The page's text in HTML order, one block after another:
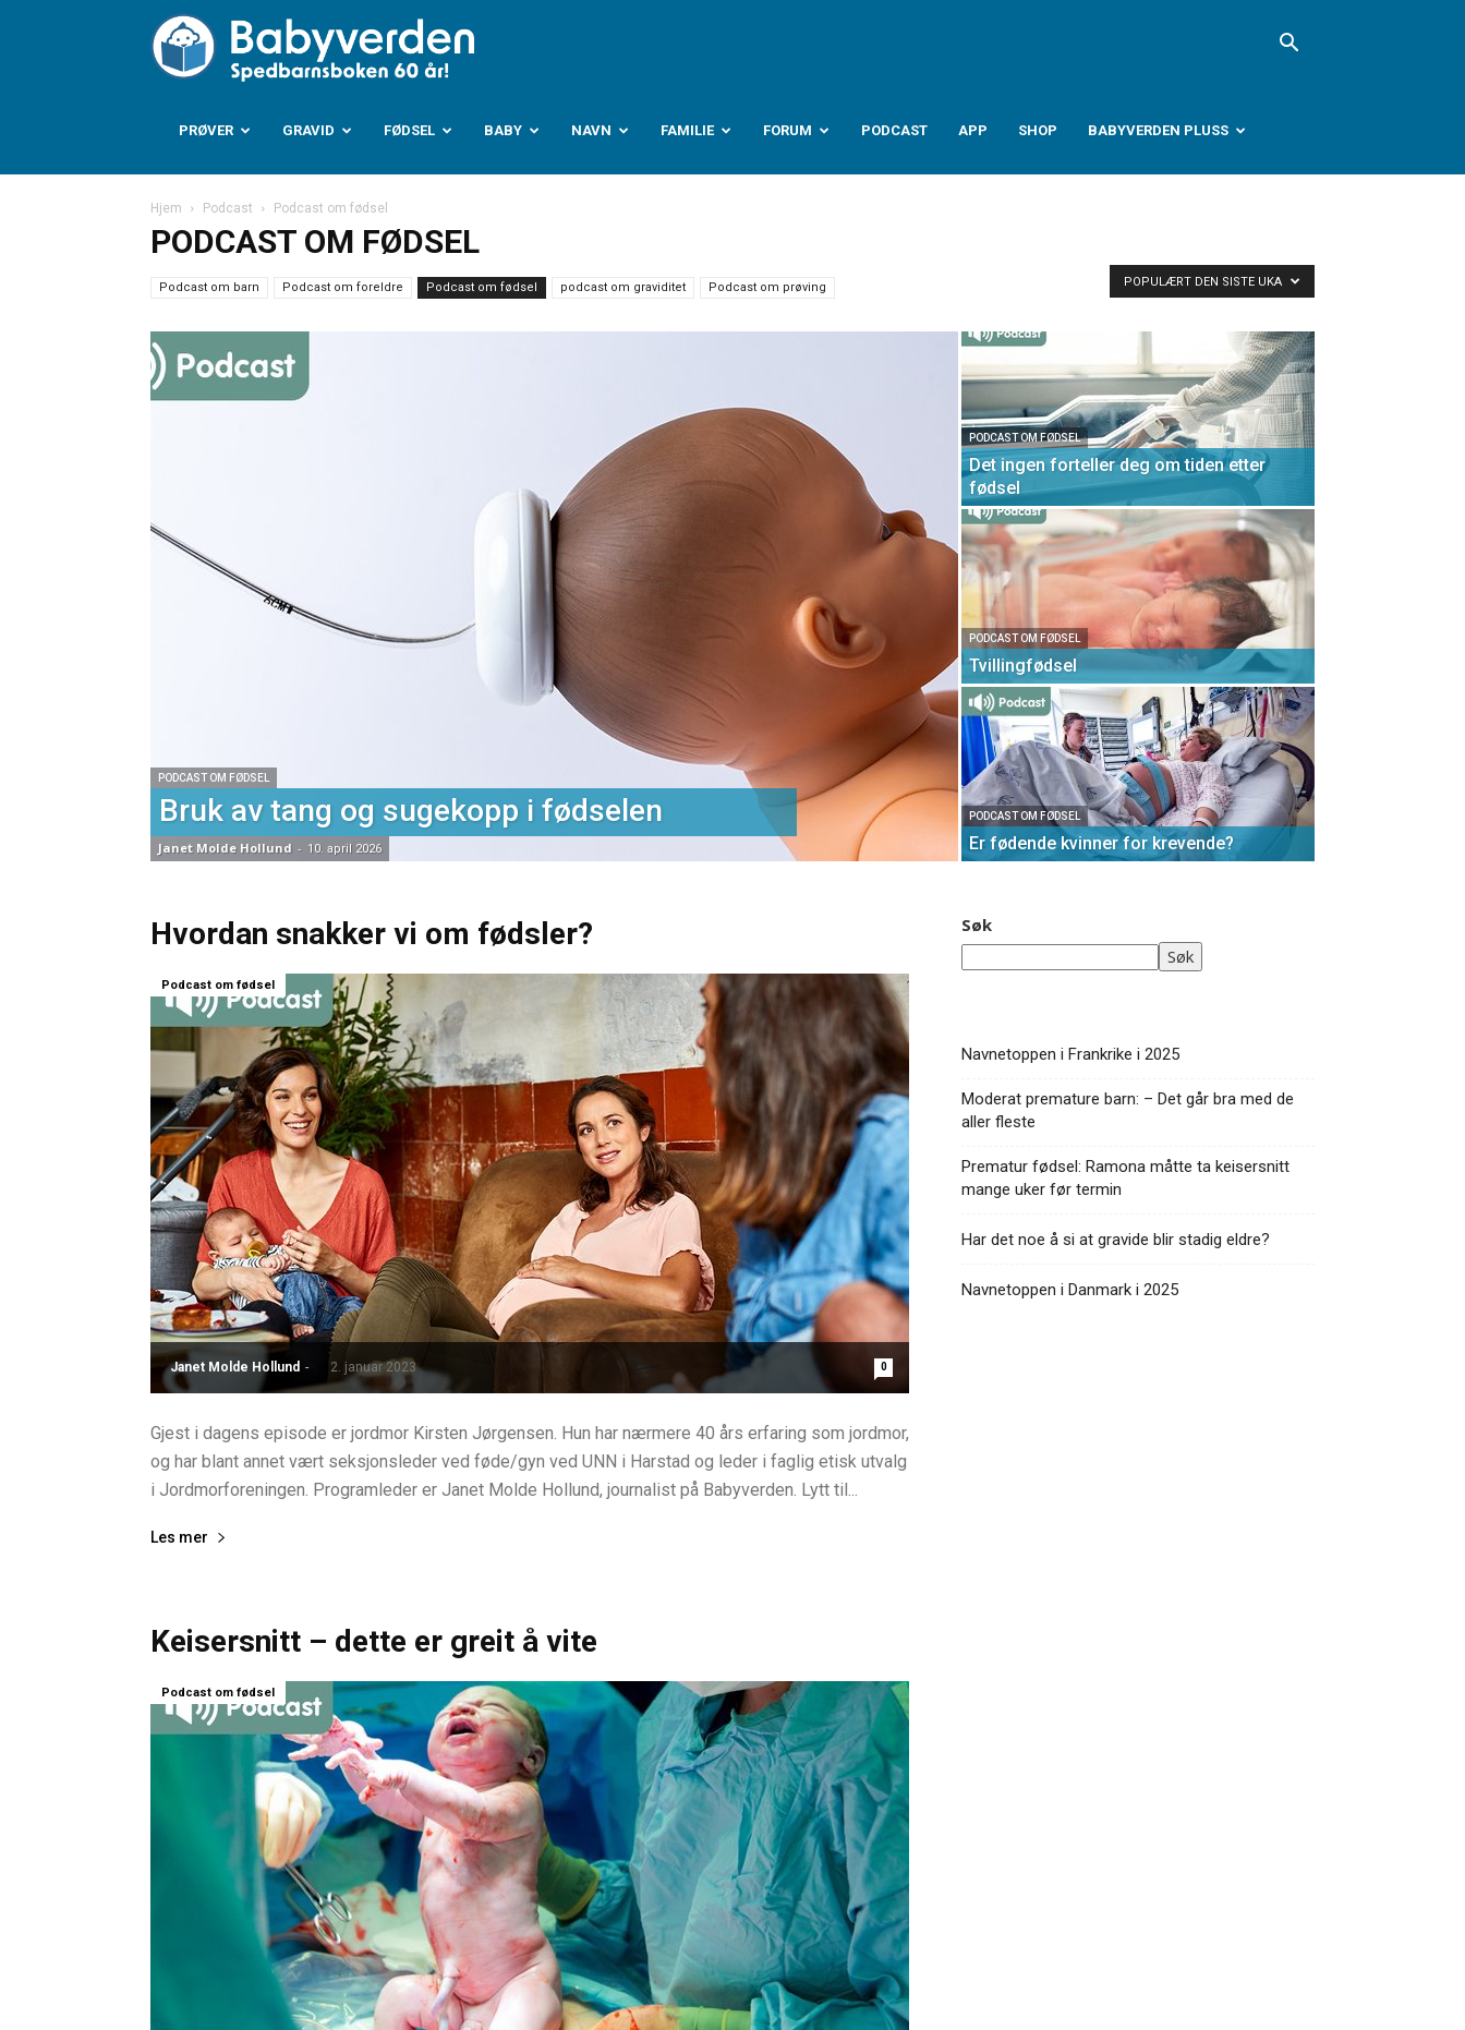
Babyverden.no
PRØVER GRAVID FØDSEL BABY NAVN FAMILIE FORUM PODCAST APP SHOP BABYVERDEN PLUSS
Hjem Podcast Podcast om fødsel
PODCAST OM FØDSEL
Podcast om barn Podcast om foreldre Podcast om fødsel podcast om graviditet Podcast om prøving POPULÆRT DEN SISTE UKA
PODCAST OM FØDSEL
Bruk av tang og sugekopp i fødselen
Janet Molde Hollund - 10. april 2026
PODCAST OM FØDSEL
Det ingen forteller deg om tiden etter
fødsel
PODCAST OM FØDSEL
Tvillingfødsel
PODCAST OM FØDSEL
Er fødende kvinner for krevende?
Hvordan snakker vi om fødsler?
Janet Molde Hollund - 2. januar 2023 0
Podcast om fødsel
Gjest i dagens episode er jordmor Kirsten Jørgensen. Hun har nærmere 40 års erfaring som jordmor,
og har blant annet vært seksjonsleder ved føde/gyn ved UNN i Harstad og leder i faglig etisk utvalg
i Jordmorforeningen. Programleder er Janet Molde Hollund, journalist på Babyverden. Lytt til...
Les mer
Keisersnitt – dette er greit å vite
Podcast om fødsel
Søk
Søk
Navnetoppen i Frankrike i 2025
Moderat premature barn: – Det går bra med de
aller fleste
Prematur fødsel: Ramona måtte ta keisersnitt
mange uker før termin
Har det noe å si at gravide blir stadig eldre?
Navnetoppen i Danmark i 2025